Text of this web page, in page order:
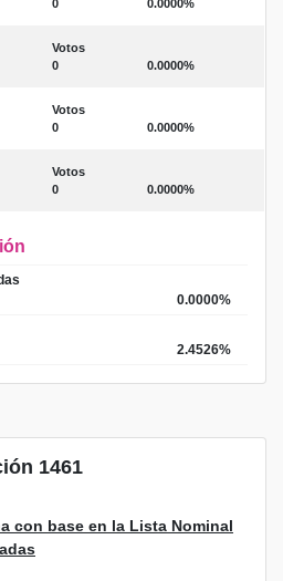
0
0.0000%
Votos
0
0.0000%
Votos
0
0.0000%
Votos
0
0.0000%
0.0000%
2.4526%
1461
con base en la Lista Nominal